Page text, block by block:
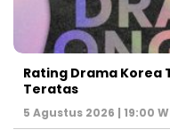
Rating Drama Korea
Teratas
5 Agustus 2026 | 19:00